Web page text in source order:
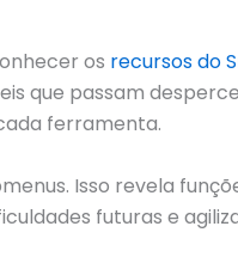
os recursos do
que passam
ferramenta.
Isso revela
futuras e